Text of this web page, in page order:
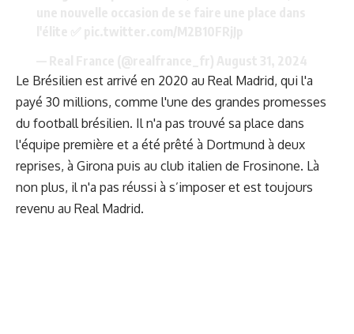
Le Brésilien est arrivé en 2020 au Real Madrid, qui l'a
payé 30 millions, comme l'une des grandes promesses
du football brésilien. Il n'a pas trouvé sa place dans
l'équipe première et a été prêté à Dortmund à deux
reprises, à Girona puis au club italien de Frosinone. Là
non plus, il n'a pas réussi à s’imposer et est toujours
revenu au Real Madrid.